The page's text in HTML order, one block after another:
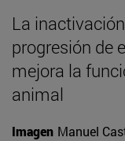
La
progresión de
mejora la
animal
Imagen Manuel